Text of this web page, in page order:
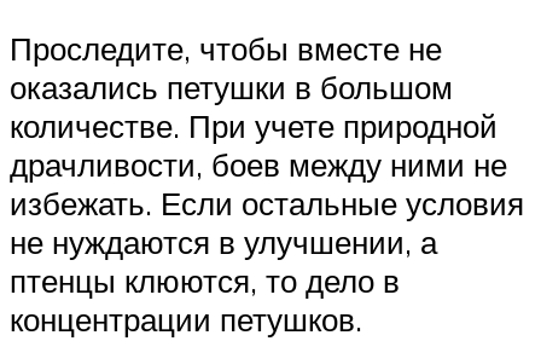
Проследите, чтобы вместе не
оказались петушки в большом
количестве. При учете природной
драчливости, боев между ними не
избежать. Если остальные условия
не нуждаются в улучшении, а
птенцы клюются, то дело в
концентрации петушков.